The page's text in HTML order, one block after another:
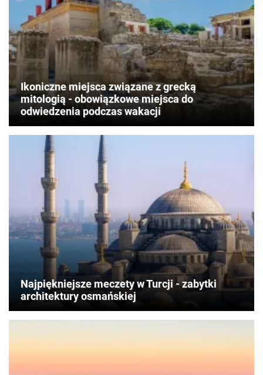
Ikoniczne miejsca związane z grecką
mitologią - obowiązkowe miejsca do
odwiedzenia podczas wakacji
Najpiękniejsze meczety w Turcji - zabytki
architektury osmańskiej